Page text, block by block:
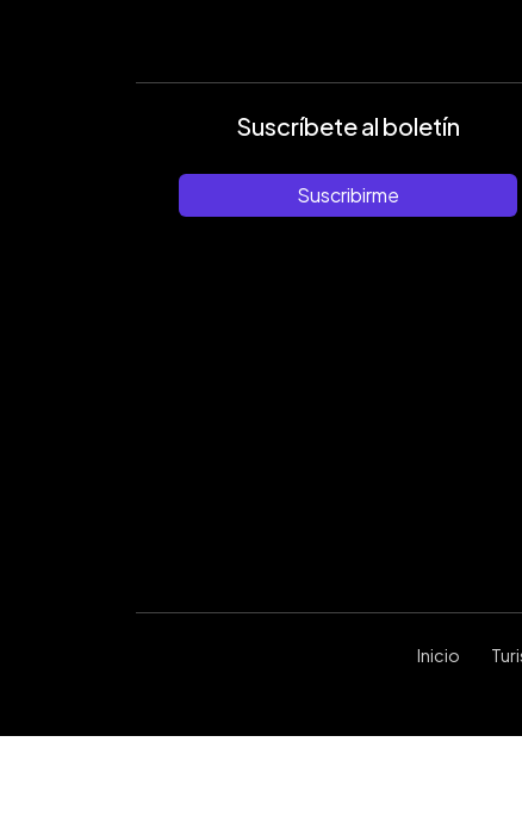
Suscríbete al boletín
Suscribirme
Inicio